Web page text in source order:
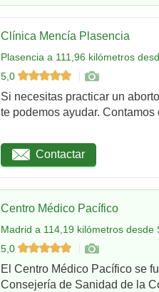
Clínica Mencía Plasencia
Plasencia a 111,96 kilómetros
5,0
Si necesitas practicar un
te podemos ayudar.
Contactar
Centro Médico Pacífico
Madrid a 114,19 kilómetros
5,0
El Centro Médico Pacífico se
Consejería de Sanidad de la